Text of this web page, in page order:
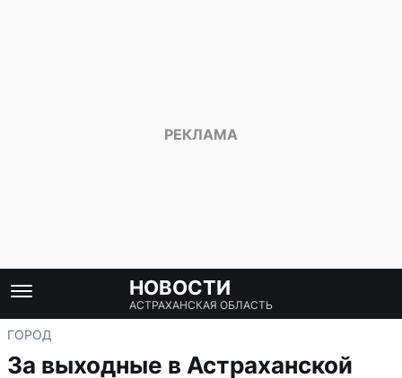
НОВОСТИ
АСТРАХАНСКАЯ ОБЛАСТЬ
ГОРОД
За выходные в Астраханской